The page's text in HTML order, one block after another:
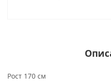
Рост 170 см